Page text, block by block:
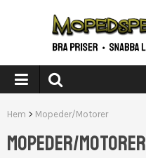
Hem > Mopeder/Motorer
MOPEDER/MOTORER